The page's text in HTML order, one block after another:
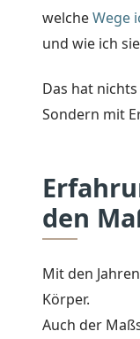
welcheWege
und wie ich
Das hat
Sondern mit
den
Mit den
Körper.
Auch der